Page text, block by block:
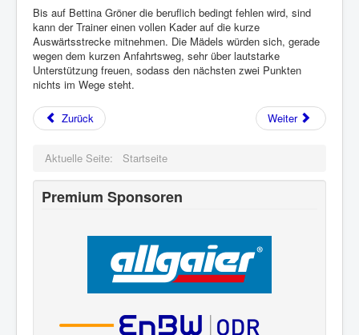
Bis auf Bettina Gröner die beruflich bedingt fehlen wird, sind
kann der Trainer einen vollen Kader auf die kurze
Auswärtsstrecke mitnehmen. Die Mädels würden sich, gerade
wegen dem kurzen Anfahrtsweg, sehr über lautstarke
Unterstützung freuen, sodass den nächsten zwei Punkten
nichts im Wege steht.
Zurück Weiter
Aktuelle Seite: Startseite
Premium Sponsoren